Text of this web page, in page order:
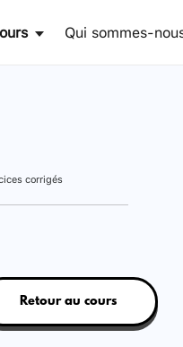
Qui sommes-
corrigés
Retour au cours